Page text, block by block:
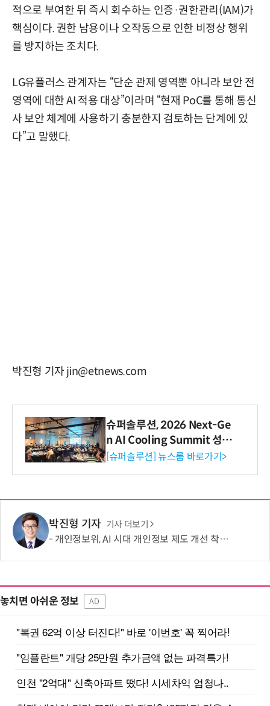
적으로 부여한 뒤 즉시 회수하는 인증·권한관리(IAM)가
핵심이다. 권한 남용이나 오작동으로 인한 비정상 행위
를 방지하는 조치다.
LG유플러스 관계자는 “단순 관제 영역뿐 아니라 보안 전
영역에 대한 AI 적용 대상”이라며 “현재 PoC를 통해 통신
사 보안 체계에 사용하기 충분한지 검토하는 단계에 있
다”고 말했다.
박진형 기자 jin@etnews.com
슈퍼솔루션, 2026 Next-Ge
n AI Cooling Summit 성황
리 성료
[슈퍼솔루션] 뉴스룸 바로가기>
박진형 기자 기사 더보기
개인정보위, AI 시대 개인정보 제도 개선 착수…국민제안 접수
놓치면 아쉬운 정보 AD